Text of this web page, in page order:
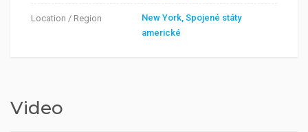
Location / Region
New York, Spojené státy
americké
Video